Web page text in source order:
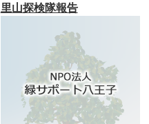
里山探検隊報告